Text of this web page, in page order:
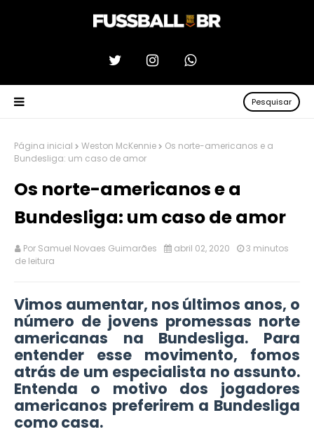
Pesquisar
Página inicial Weston McKennie
Os norte-americanos e a
Bundesliga: um caso de amor
Os norte-americanos e a
Bundesliga: um caso de amor
Por Samuel Novaes Guimarães abril 02, 2020
3 minutos
de leitura
Vimos aumentar, nos últimos anos, o
número de jovens promessas norte
americanas na Bundesliga. Para
entender esse movimento, fomos
atrás de um especialista no assunto.
Entenda o motivo dos jogadores
americanos preferirem a Bundesliga
como casa.